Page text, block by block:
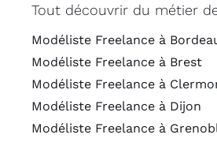
Tout découvrir du métier
Modéliste Freelance à
Modéliste Freelance à Brest
Modéliste Freelance à
Modéliste Freelance à Dijon
Modéliste Freelance à